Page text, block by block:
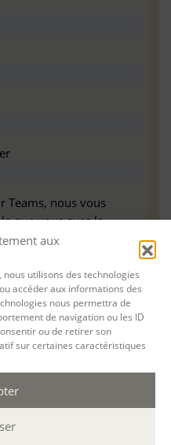
aux
utilisons des technologies
accéder aux informations des
nous permettra de
de navigation ou les ID
ou de retirer son
sur certaines caractéristiques
Teams, nous vous
que vous avez la
pour pouvoir travailler
: Configuration
Teams | Microsoft
est sensible à l’inclusion des
Si vous avez besoin
programme, n’hésitez pas
inscription afin